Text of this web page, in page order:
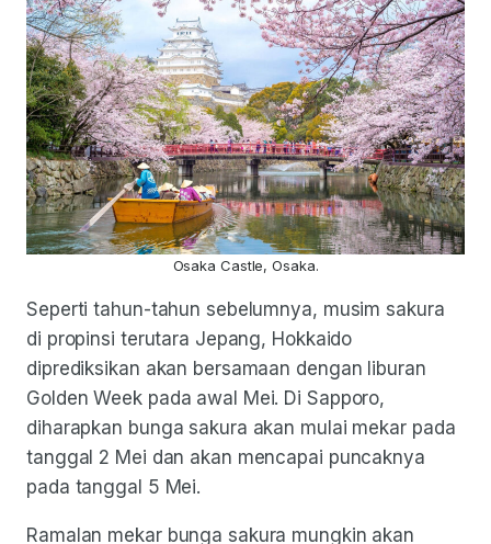
Osaka Castle, Osaka.
Seperti tahun-tahun sebelumnya, musim sakura
di propinsi terutara Jepang, Hokkaido
diprediksikan akan bersamaan dengan liburan
Golden Week pada awal Mei. Di Sapporo,
diharapkan bunga sakura akan mulai mekar pada
tanggal 2 Mei dan akan mencapai puncaknya
pada tanggal 5 Mei.
Ramalan mekar bunga sakura mungkin akan